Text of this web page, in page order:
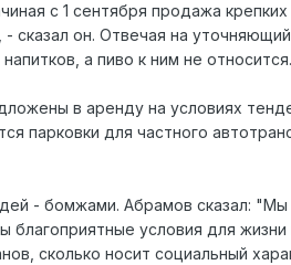
с 1 сентября продажа
сказал он. Отвечая на
а пиво к ним не относится.
в аренду на условиях
парковки для частного
- бомжами. Абрамов сказал:
условия для жизни
сколько носит социальный